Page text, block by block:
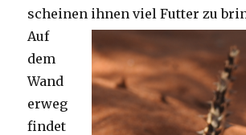
scheinen ihnen viel Futter zu
Auf
dem
Wand
erweg
findet